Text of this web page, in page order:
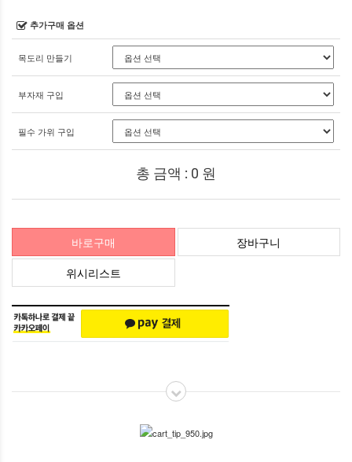
추가구매 옵션
목도리 만들기
부자재 구입
필수 가위 구입
총 금액 : 0 원
바로구매
장바구니
위시리스트